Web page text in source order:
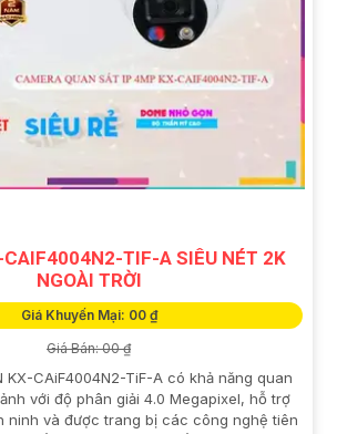
CAIF4004N2-TIF-A SIÊU NÉT 2K
NGOÀI TRỜI
Giá Khuyến Mại: 00 ₫
Giá Bán: 00 ₫
KX-CAiF4004N2-TiF-A có khả năng quan
với độ phân giải 4.0 Megapixel, hỗ trợ
ninh và được trang bị các công nghệ tiên